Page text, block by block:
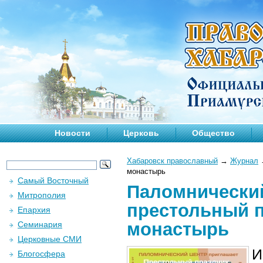
Новости Церковь Общество
Хабаровск православный → Журнал
монастырь
престольный
монастырь
Самый Восточный
Митрополия
Епархия
Семинария
Церковные СМИ
Блогосфера